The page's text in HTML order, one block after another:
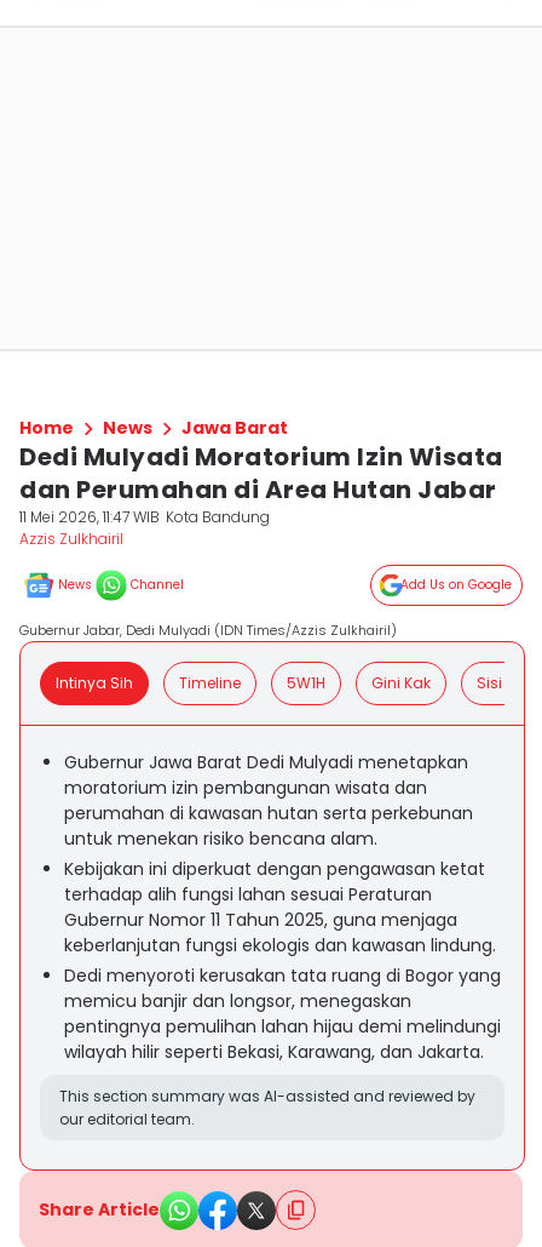
Home News Jawa Barat
Dedi Mulyadi Moratorium Izin Wisata
dan Perumahan di Area Hutan Jabar
11 Mei 2026, 11:47 WIB Kota Bandung
Azzis Zulkhairil
News Channel Add Us on Google
Gubernur Jabar, Dedi Mulyadi (IDN Times/Azzis Zulkhairil)
Intinya Sih Timeline 5W1H Gini Kak Sisi
Gubernur Jawa Barat Dedi Mulyadi menetapkan
moratorium izin pembangunan wisata dan
perumahan di kawasan hutan serta perkebunan
untuk menekan risiko bencana alam.
Kebijakan ini diperkuat dengan pengawasan ketat
terhadap alih fungsi lahan sesuai Peraturan
Gubernur Nomor 11 Tahun 2025, guna menjaga
keberlanjutan fungsi ekologis dan kawasan lindung.
Dedi menyoroti kerusakan tata ruang di Bogor yang
memicu banjir dan longsor, menegaskan
pentingnya pemulihan lahan hijau demi melindungi
wilayah hilir seperti Bekasi, Karawang, dan Jakarta.
This section summary was AI-assisted and reviewed by
our editorial team.
Share Article